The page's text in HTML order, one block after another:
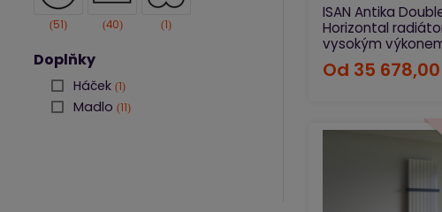
51 40 1
Doplňky
Háček 1
Madlo 11
ISAN Antika
Horizontal
vysokým
Od 35